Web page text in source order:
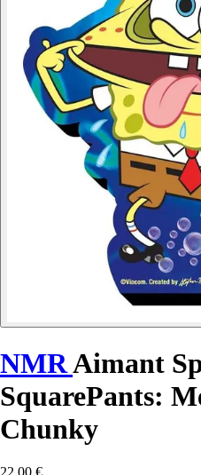
NMRAimant
SquarePants:
Chunky